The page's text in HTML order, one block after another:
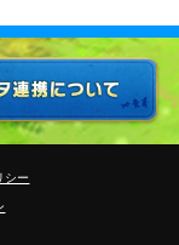
シー